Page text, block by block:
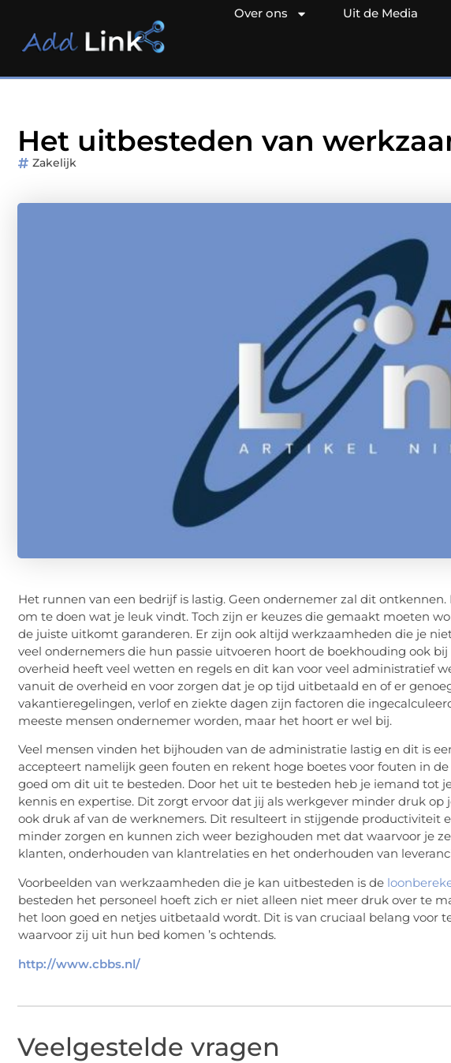
Over ons Uit de Media
Het uitbesteden van
Zakelijk
Het runnen van een bedrijf is lastig. Geen ondernemer zal dit
om te doen wat je leuk vindt. Toch zijn er keuzes die gemaakt moeten
de juiste uitkomt garanderen. Er zijn ook altijd werkzaamheden die je
veel ondernemers die hun passie uitvoeren hoort de boekhouding ook
overheid heeft veel wetten en regels en dit kan voor veel administratief
vanuit de overheid en voor zorgen dat je op tijd uitbetaald en of er
vakantieregelingen, verlof en ziekte dagen zijn factoren die
meeste mensen ondernemer worden, maar het hoort er wel bij.
Veel mensen vinden het bijhouden van de administratie lastig en dit is
accepteert namelijk geen fouten en rekent hoge boetes voor fouten in
goed om dit uit te besteden. Door het uit te besteden heb je iemand tot
kennis en expertise. Dit zorgt ervoor dat jij als werkgever minder druk
ook druk af van de werknemers. Dit resulteert in stijgende productiviteit
minder zorgen en kunnen zich weer bezighouden met dat waarvoor je
klanten, onderhouden van klantrelaties en het onderhouden van
Voorbeelden van werkzaamheden die je kan uitbesteden is de
besteden het personeel hoeft zich er niet alleen niet meer druk over te
het loon goed en netjes uitbetaald wordt. Dit is van cruciaal belang voor
waarvoor zij uit hun bed komen ’s ochtends.
http://www.cbbs.nl/
Veelgestelde vragen